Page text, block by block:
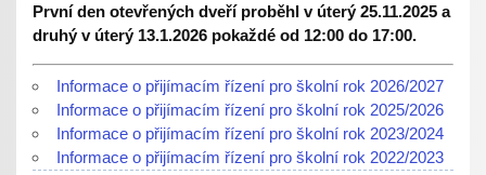
První den otevřených dveří proběhl v úterý 25.11.2025 a
druhý v úterý 13.1.2026 pokaždé od 12:00 do 17:00.
Informace o přijímacím řízení pro školní rok 2026/2027
Informace o přijímacím řízení pro školní rok 2025/2026
Informace o přijímacím řízení pro školní rok 2023/2024
Informace o přijímacím řízení pro školní rok 2022/2023